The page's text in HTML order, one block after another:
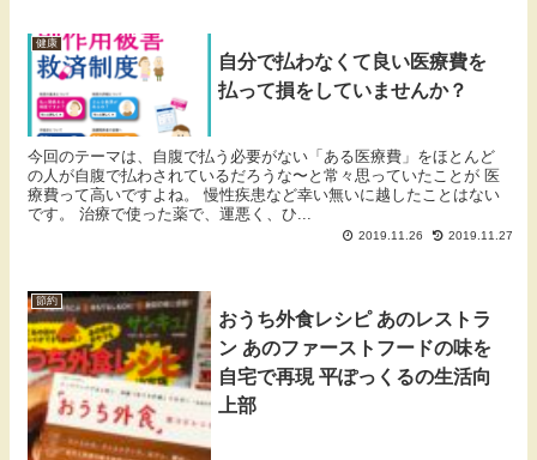
健康
自分で払わなくて良い医療費を
払って損をしていませんか？
今回のテーマは、自腹で払う必要がない「ある医療費」をほとんど
の人が自腹で払わされているだろうな〜と常々思っていたことが 医
療費って高いですよね。 慢性疾患など幸い無いに越したことはない
です。 治療で使った薬で、運悪く、ひ...
2019.11.26 2019.11.27
節約
おうち外食レシピ あのレストラ
ン あのファーストフードの味を
自宅で再現 平ぽっくるの生活向
上部